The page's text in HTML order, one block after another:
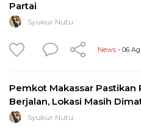
Partai
Syukur Nutu
News - 06
Pemkot Makassar Pastikan
Berjalan, Lokasi Masih
Syukur Nutu